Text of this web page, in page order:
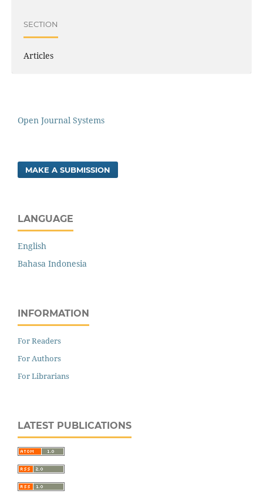
SECTION
Articles
Open Journal Systems
MAKE A SUBMISSION
LANGUAGE
English
Bahasa Indonesia
INFORMATION
For Readers
For Authors
For Librarians
LATEST PUBLICATIONS